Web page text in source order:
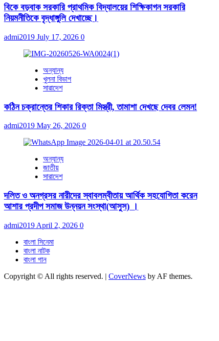
বিকে বড়বাক সরকারি প্রাথমিক বিদ্যালয়ের শিক্ষিকাগন সরকারি
নিয়মনীতিকে বৃদ্ধাঙ্গুলি দেখাচ্ছে।
admi2019 July 17, 2026 0
অন্যান্য
খুলনা বিভাগ
সারাদেশ
কঠিন চক্রান্তের শিকার রিক্তা মিস্ত্রী, তামাশা দেখছে দেবর লেমন!
admi2019 May 26, 2026 0
অন্যান্য
জাতীয়
সারাদেশ
দলিত ও অনগ্রসর নারীদের স্বাবলম্বীতায় আর্থিক সহযোগিতা করেন
আশার প্রদীপ সমাজ উন্নয়ন সংস্থা(আসুস) ।
admi2019 April 2, 2026 0
বাংলা সিনেমা
বাংলা নাটক
বাংলা গান
Copyright © All rights reserved. | CoverNews by AF themes.